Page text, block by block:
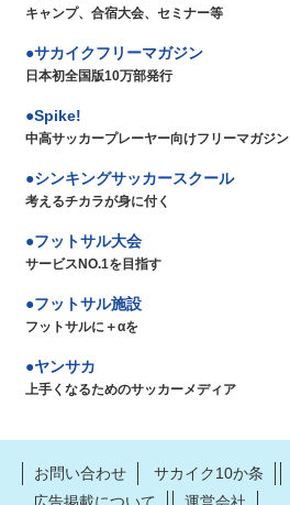
キャンプ、合宿大会、セミナー等
サカイクフリーマガジン
日本初全国版10万部発行
Spike!
中高サッカープレーヤー向けフリーマガジン
シンキングサッカースクール
考えるチカラが身に付く
フットサル大会
サービスNO.1を目指す
フットサル施設
フットサルに＋αを
ヤンサカ
上手くなるためのサッカーメディア
お問い合わせ サカイク10か条
広告掲載について
運営会社